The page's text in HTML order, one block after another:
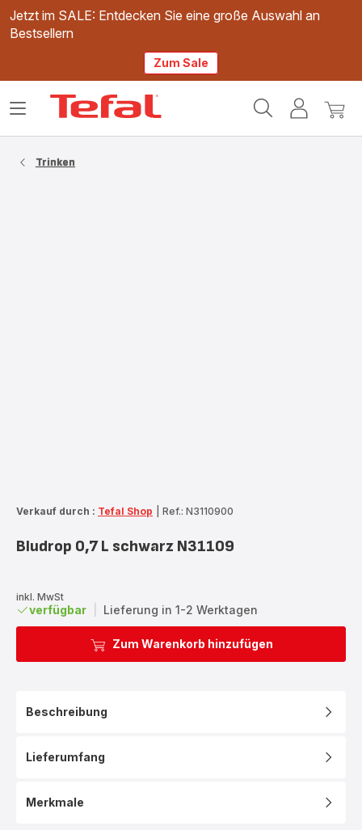
Jetzt im SALE: Entdecken Sie eine große Auswahl an
Bestsellern
Zum Sale
Mein
Mein
Das
Trinken
Verkauf durch : Tefal Shop Ref.: N3110900
Bludrop 0,7 L schwarz N31109
inkl. MwSt
verfügbar Lieferung in 1-2 Werktagen
Zum Warenkorb hinzufügen
Beschreibung
Lieferumfang
Merkmale